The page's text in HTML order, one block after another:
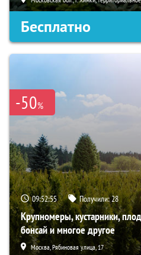
Бесплатно
-50%
09:52:54 Получили:28
Крупномеры, кустарники,
бонсай и многое другое
Москва, Рябиновая улица, 17